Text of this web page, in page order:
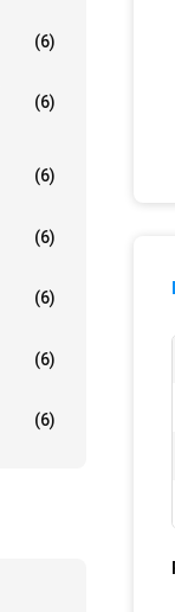
(6)
(6)
(6)
(6)
(6)
(6)
(6)